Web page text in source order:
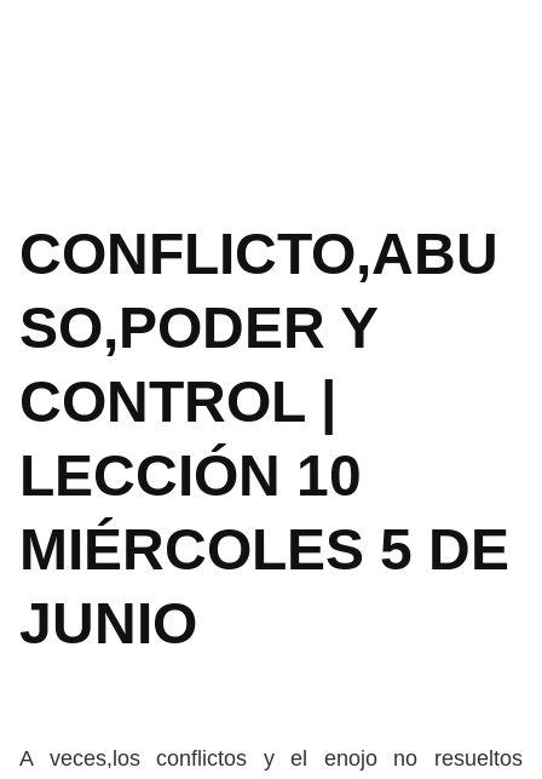
CONFLICTO,ABU
SO,PODER Y
CONTROL |
LECCIÓN 10
MIÉRCOLES 5 DE
JUNIO
A veces,los conflictos y el enojo no resueltos